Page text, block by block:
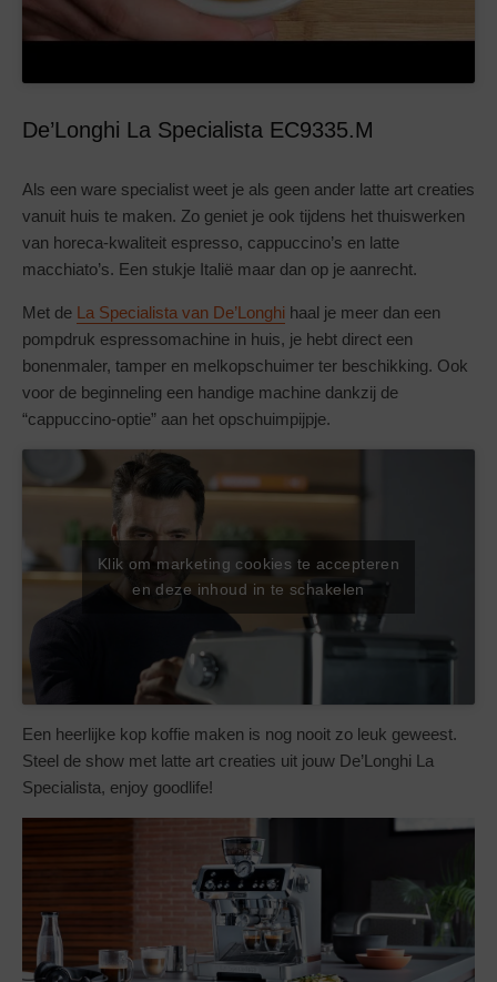
De’Longhi La Specialista EC9335.M
Als een ware specialist weet je als geen ander latte art creaties
vanuit huis te maken. Zo geniet je ook tijdens het thuiswerken
van horeca-kwaliteit espresso, cappuccino’s en latte
macchiato’s. Een stukje Italië maar dan op je aanrecht.
Met de La Specialista van De’Longhi haal je meer dan een
pompdruk espressomachine in huis, je hebt direct een
bonenmaler, tamper en melkopschuimer ter beschikking. Ook
voor de beginneling een handige machine dankzij de
“cappuccino-optie” aan het opschuimpijpje.
Klik om marketing cookies te accepteren
en deze inhoud in te schakelen
Een heerlijke kop koffie maken is nog nooit zo leuk geweest.
Steel de show met latte art creaties uit jouw De’Longhi La
Specialista, enjoy goodlife!